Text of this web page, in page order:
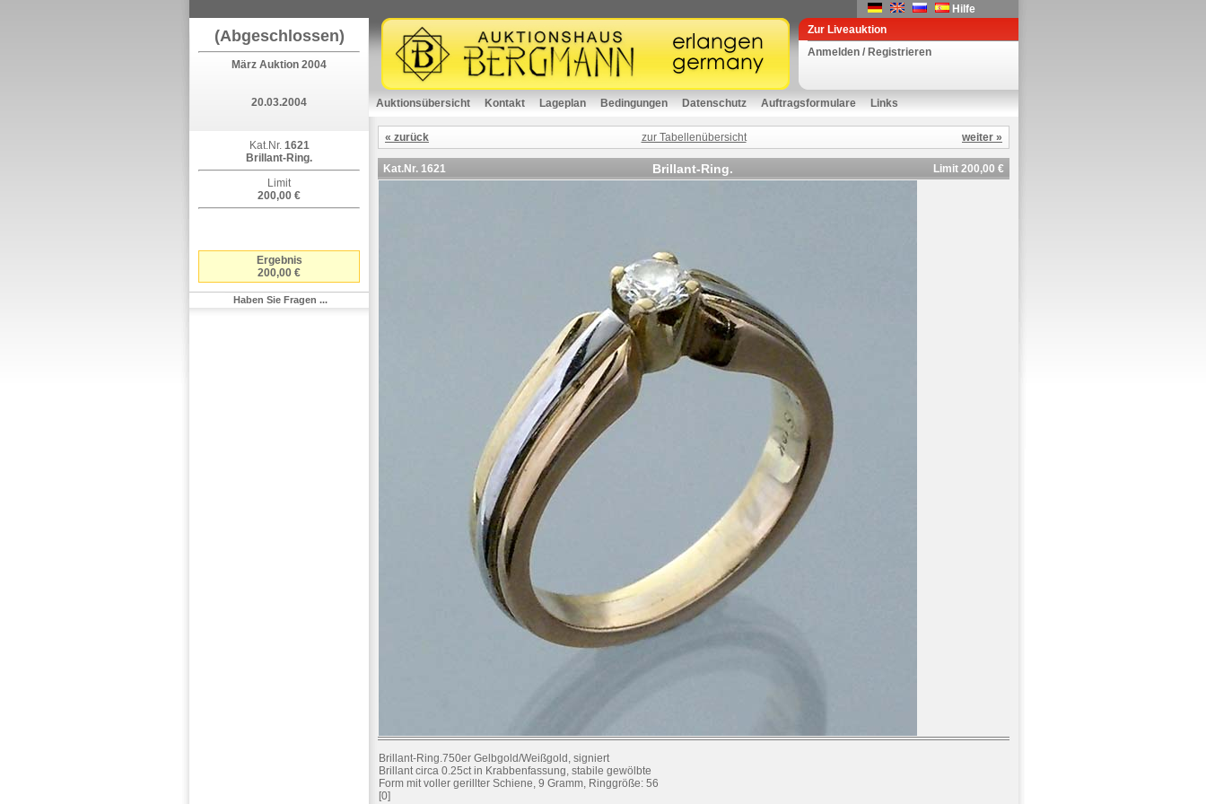
Hilfe
(Abgeschlossen)
März Auktion 2004
20.03.2004
Kat.Nr. 1621
Brillant-Ring.
Limit
200,00 €
Ergebnis
200,00 €
Haben Sie Fragen ...
Zur Liveauktion
Anmelden / Registrieren
Auktionsübersicht Kontakt Lageplan Bedingungen Datenschutz Auftragsformulare Links
« zurück zur Tabellenübersicht weiter »
Kat.Nr. 1621 Brillant-Ring. Limit 200,00 €
Brillant-Ring.750er Gelbgold/Weißgold, signiert
Brillant circa 0.25ct in Krabbenfassung, stabile gewölbte
Form mit voller gerillter Schiene, 9 Gramm, Ringgröße: 56
[0]